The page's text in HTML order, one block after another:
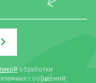
обработки
сообщений.